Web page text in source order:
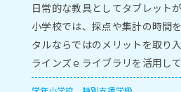
⽇常的な教具としてタブレット
⼩学校では、採点や集計の時間
タルならではのメリットを取り
ラインズｅライブラリを活⽤して